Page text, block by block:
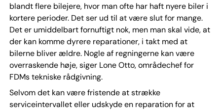
blandt flere bilejere, hvor man ofte har haft nyere biler i
kortere perioder. Det ser ud til at være slut for mange.
Det er umiddelbart fornuftigt nok, men man skal vide, at
der kan komme dyrere reparationer, i takt med at
bilerne bliver ældre. Nogle af regningerne kan være
overraskende høje, siger Lone Otto, områdechef for
FDMs tekniske rådgivning.
Selvom det kan være fristende at strække
serviceintervallet eller udskyde en reparation for at